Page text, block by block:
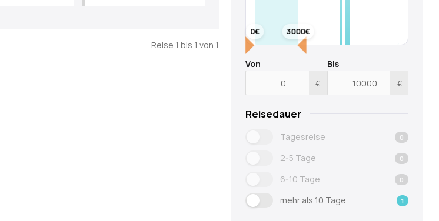
frühesten
Reise 1 bis 1 von 1
0€ 3000€
Von
€
Bis
€
Reisedauer
Tagesreise 0
2-5 Tage 0
6-10 Tage 0
mehr als 10 Tage 1